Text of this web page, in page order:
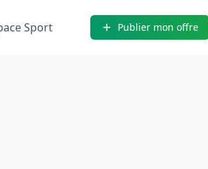
Sport Publier mon offre